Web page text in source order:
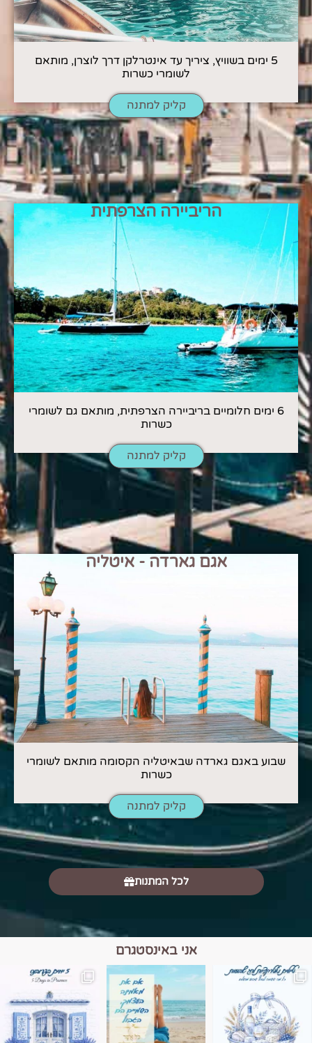
5 ימים בשוויץ, ציריך עד אינטרלקן דרך לוצרן, מותאם
לשומרי כשרות
קליק למתנה
הריביירה הצרפתית
6 ימים חלומיים בריביירה הצרפתית, מותאם גם לשומרי
כשרות
קליק למתנה
אגם גארדה - איטליה
שבוע באגם גארדה שבאיטליה הקסומה מותאם לשומרי
כשרות
קליק למתנה
לכל המתנות
אני באינסטגרם
הם הגבול 💙🩵